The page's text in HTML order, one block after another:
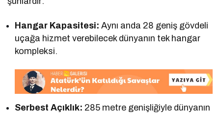
Hangar Kapasitesi: Aynı anda 28 geniş gövdeli
uçağa hizmet verebilecek dünyanın tek hangar
kompleksi.
Serbest Açıklık: 285 metre genişliğiyle dünyanın